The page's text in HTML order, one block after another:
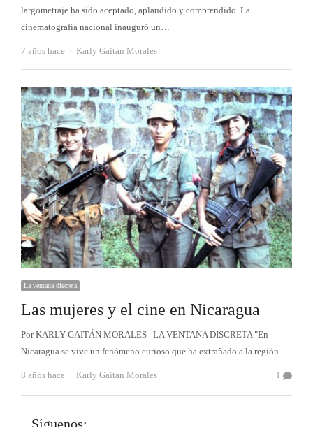
largometraje ha sido aceptado, aplaudido y comprendido. La
cinematografía nacional inauguró un…
7 años hace Autor
Karly Gaitán Morales
La ventana discreta
Las mujeres y el cine en Nicaragua
Por KARLY GAITÁN MORALES | LA VENTANA DISCRETA "En
Nicaragua se vive un fenómeno curioso que ha extrañado a la región…
8 años hace Autor
Karly Gaitán Morales 1
Síguenos: